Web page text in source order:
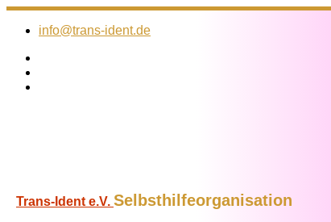
Zum
Inhalt
info@trans-ident.de
Trans-Ident e.V. Selbsthilfeorganisation